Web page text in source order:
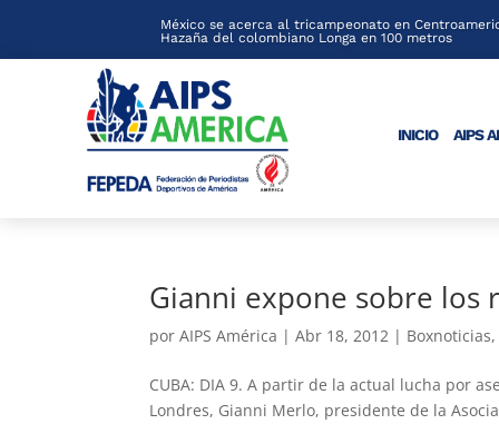
México se acerca al tricampeonato en
Hazaña del colombiano Longa en 100 metros
INICIO AIPS
Gianni expone sobre
porAIPS América |Abr 18, 2012 | Boxnoticias
CUBA: DIA 9. A partir de la actual lucha por
Londres, Gianni Merlo, presidente de la